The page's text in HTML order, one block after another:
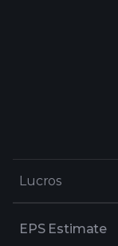
Lucros
Lucros
EPS Estimate